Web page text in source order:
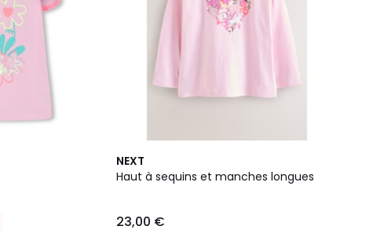
NEXT
Haut à sequins et manches longues
23,00 €